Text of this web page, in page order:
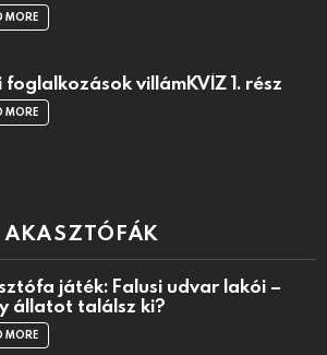
MORE
foglalkozások villámKVÍZ 1. rész
MORE
AKASZTÓFÁK
játék: Falusi udvar lakói –
állatot találsz ki?
MORE